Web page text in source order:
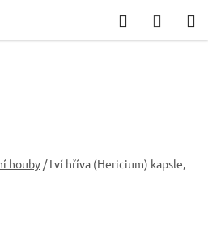
Hledat
KOŠÍK
houby / Lví hříva (Hericium) kapsle,